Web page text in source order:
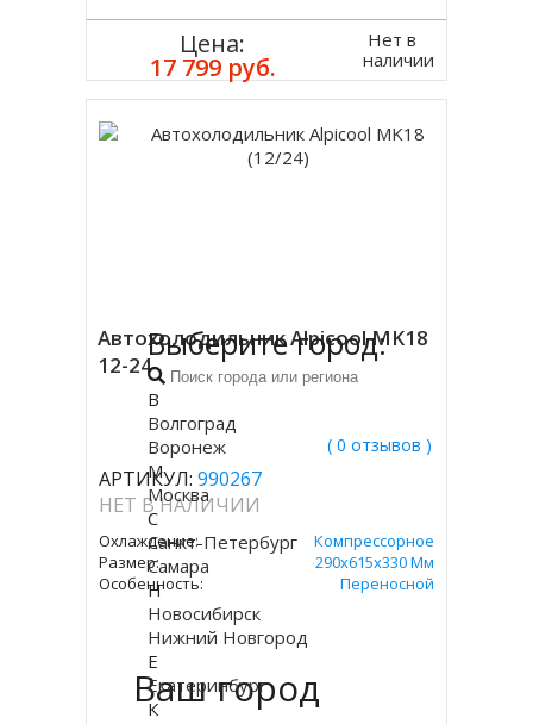
Цена:
17 799 руб.
Нет в
наличии
Автохолодильник Alpicool MK18
12-24
( 0 отзывов )
АРТИКУЛ: 990267
НЕТ В НАЛИЧИИ
Охлаждение:
Компрессорное
Размер:
290х615х330 Мм
Особенность:
Переносной
Ваш город
Выберите город:
В
Волгоград
Воронеж
М
Москва
С
Санкт-Петербург
Самара
Н
Новосибирск
Нижний Новгород
Е
Екатеринбург
К